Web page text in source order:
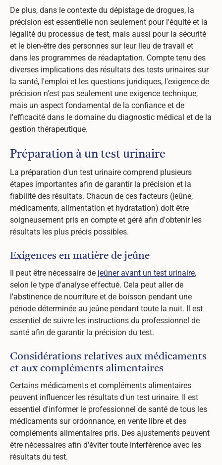
De plus, dans le contexte du dépistage de drogues, la
précision est essentielle non seulement pour l'équité et la
légalité du processus de test, mais aussi pour la sécurité
et le bien-être des personnes sur leur lieu de travail et
dans les programmes de réadaptation. Compte tenu des
diverses implications des résultats des tests urinaires sur
la santé, l'emploi et les questions juridiques, l'exigence de
précision n'est pas seulement une exigence technique,
mais un aspect fondamental de la confiance et de
l'efficacité dans le domaine du diagnostic médical et de la
gestion thérapeutique.
Préparation à un test urinaire
La préparation d'un test urinaire comprend plusieurs
étapes importantes afin de garantir la précision et la
fiabilité des résultats. Chacun de ces facteurs (jeûne,
médicaments, alimentation et hydratation) doit être
soigneusement pris en compte et géré afin d'obtenir les
résultats les plus précis possibles.
Exigences en matière de jeûne
Il peut être nécessaire de jeûner avant un test urinaire,
selon le type d'analyse effectué. Cela peut aller de
l'abstinence de nourriture et de boisson pendant une
période déterminée au jeûne pendant toute la nuit. Il est
essentiel de suivre les instructions du professionnel de
santé afin de garantir la précision du test.
Considérations relatives aux médicaments
et aux compléments alimentaires
Certains médicaments et compléments alimentaires
peuvent influencer les résultats d'un test urinaire. Il est
essentiel d'informer le professionnel de santé de tous les
médicaments sur ordonnance, en vente libre et des
compléments alimentaires pris. Des ajustements peuvent
être nécessaires afin d'éviter toute interférence avec les
résultats du test.